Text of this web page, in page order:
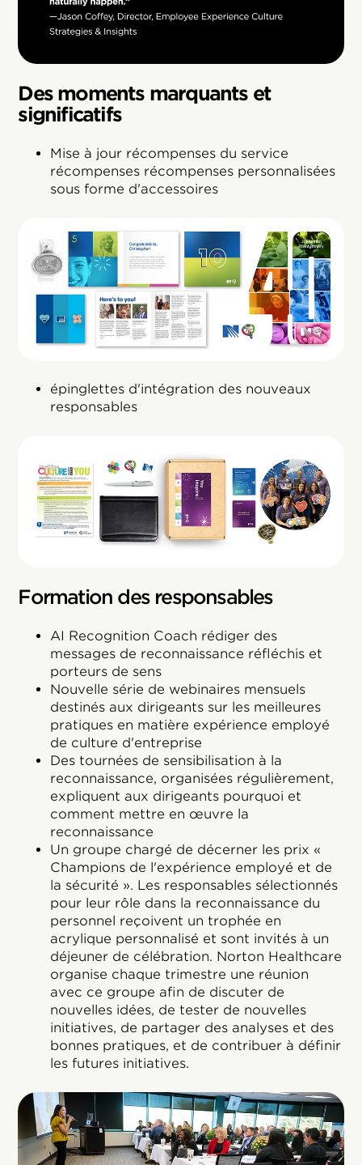
Des moments marquants et
significatifs
Mise à jour récompenses du service
récompenses récompenses personnalisées
sous forme d'accessoires
épinglettes d'intégration des nouveaux
responsables
Formation des responsables
AI Recognition Coach rédiger des
messages de reconnaissance réfléchis et
porteurs de sens
Nouvelle série de webinaires mensuels
destinés aux dirigeants sur les meilleures
pratiques en matière expérience employé
de culture d'entreprise
Des tournées de sensibilisation à la
reconnaissance, organisées régulièrement,
expliquent aux dirigeants pourquoi et
comment mettre en œuvre la
reconnaissance
Un groupe chargé de décerner les prix «
Champions de l'expérience employé et de
la sécurité ». Les responsables sélectionnés
pour leur rôle dans la reconnaissance du
personnel reçoivent un trophée en
acrylique personnalisé et sont invités à un
déjeuner de célébration. Norton Healthcare
organise chaque trimestre une réunion
avec ce groupe afin de discuter de
nouvelles idées, de tester de nouvelles
initiatives, de partager des analyses et des
bonnes pratiques, et de contribuer à définir
les futures initiatives.